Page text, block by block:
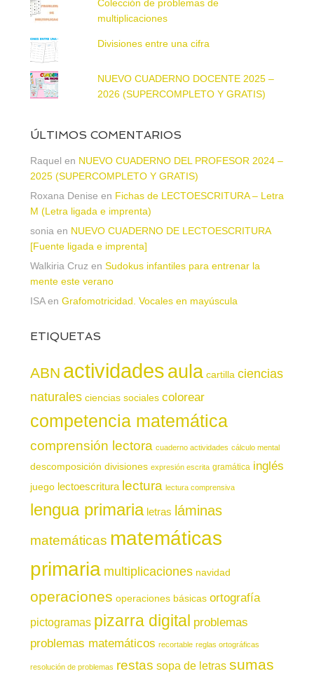
Colección de problemas de
multiplicaciones
Divisiones entre una cifra
NUEVO CUADERNO DOCENTE 2025 –
2026 (SUPERCOMPLETO Y GRATIS)
ÚLTIMOS COMENTARIOS
Raquel en NUEVO CUADERNO DEL PROFESOR 2024 –
2025 (SUPERCOMPLETO Y GRATIS)
Roxana Denise en Fichas de LECTOESCRITURA – Letra
M (Letra ligada e imprenta)
soniaen NUEVO CUADERNO DE LECTOESCRITURA
[Fuente ligada e imprenta]
Walkiria Cruzen Sudokus infantiles para entrenar la
mente este verano
ISAen Grafomotricidad. Vocales en mayúscula
ETIQUETAS
ABN actividadesaula cartilla ciencias
naturales ciencias sociales colorear
competencia matemática
comprensión lectora cuaderno actividades cálculo mental
descomposición divisiones expresión escrita gramática inglés
juego lectoescritura lectura lectura comprensiva
lengua primaria letras láminas
matemáticas matemáticas
primaria multiplicaciones navidad
operaciones operaciones básicas ortografía
pictogramas pizarra digital problemas
problemas matemáticos recortable reglas ortográficas
resolución de problemas restas sopa de letras sumas